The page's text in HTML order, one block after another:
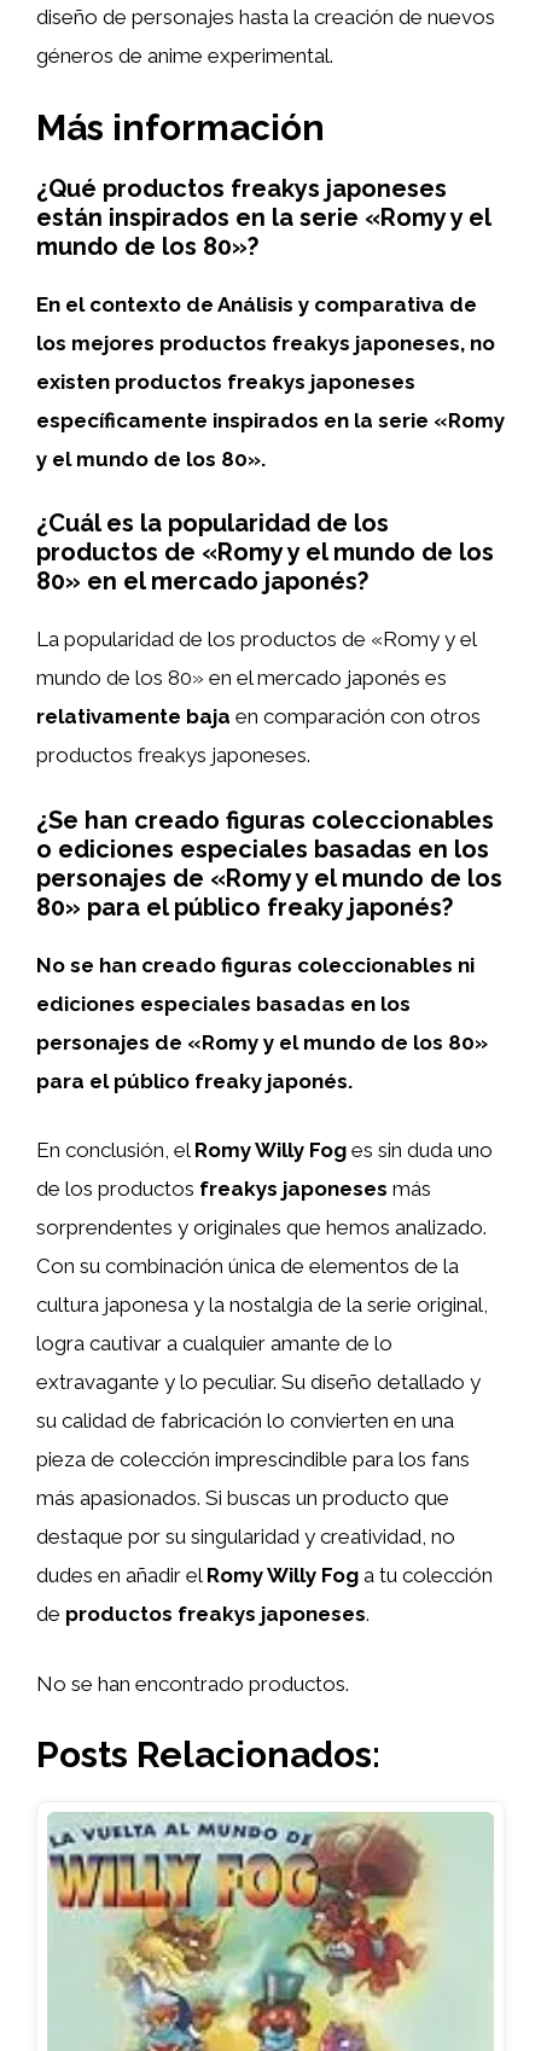
diseño de personajes hasta la creación de nuevos
géneros de anime experimental.
Más información
¿Qué productos freakys japoneses
están inspirados en la serie «Romy y el
mundo de los 80»?
En el contexto de Análisis y comparativa de
los mejores productos freakys japoneses, no
existen productos freakys japoneses
específicamente inspirados en la serie «Romy
y el mundo de los 80».
¿Cuál es la popularidad de los
productos de «Romy y el mundo de los
80» en el mercado japonés?
La popularidad de los productos de «Romy y el
mundo de los 80» en el mercado japonés es
relativamente baja en comparación con otros
productos freakys japoneses.
¿Se han creado figuras coleccionables
o ediciones especiales basadas en los
personajes de «Romy y el mundo de los
80» para el público freaky japonés?
No se han creado figuras coleccionables ni
ediciones especiales basadas en los
personajes de «Romy y el mundo de los 80»
para el público freaky japonés.
En conclusión, el Romy Willy Fog es sin duda uno
de los productos freakys japoneses más
sorprendentes y originales que hemos analizado.
Con su combinación única de elementos de la
cultura japonesa y la nostalgia de la serie original,
logra cautivar a cualquier amante de lo
extravagante y lo peculiar. Su diseño detallado y
su calidad de fabricación lo convierten en una
pieza de colección imprescindible para los fans
más apasionados. Si buscas un producto que
destaque por su singularidad y creatividad, no
dudes en añadir el Romy Willy Fog a tu colección
de productos freakys japoneses.
No se han encontrado productos.
Posts Relacionados: